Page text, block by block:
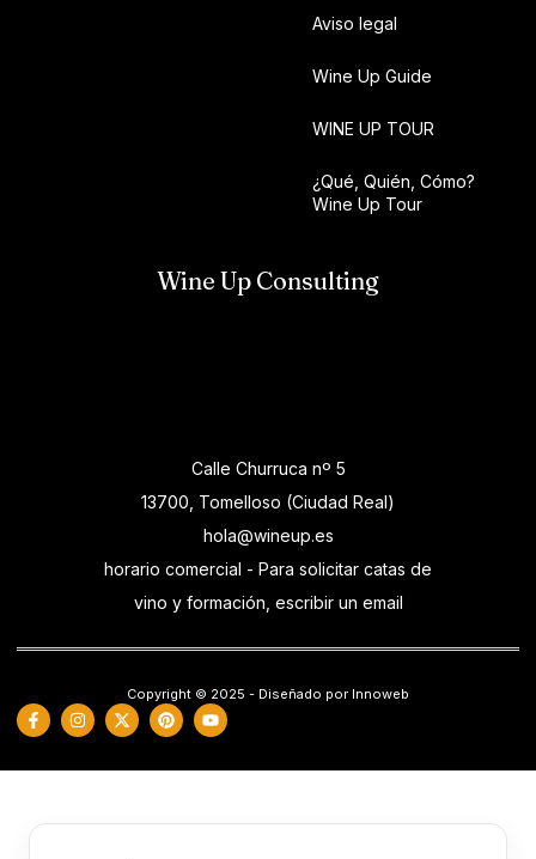
Aviso legal
Wine Up Guide
WINE UP TOUR
¿Qué, Quién, Cómo?
Wine Up Tour
Wine Up Consulting
Calle Churruca nº 5
13700, Tomelloso (Ciudad Real)
hola@wineup.es
horario comercial - Para solicitar catas de
vino y formación, escribir un email
Copyright © 2025 - Diseñado por Innoweb